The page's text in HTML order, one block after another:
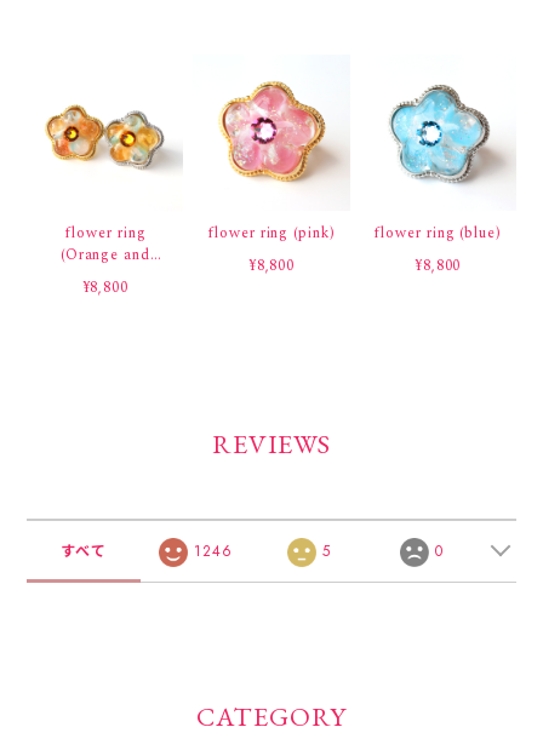
flower ring
(Orange and
Blue)
¥8,800
flower ring (pink)
¥8,800
flower ring (blue)
¥8,800
REVIEWS
すべて 1246 5 0
CATEGORY